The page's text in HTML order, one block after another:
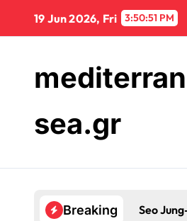
content
19 Jun 2026, Fri 3:50:53 PM
sea.gr
Breaking Seo